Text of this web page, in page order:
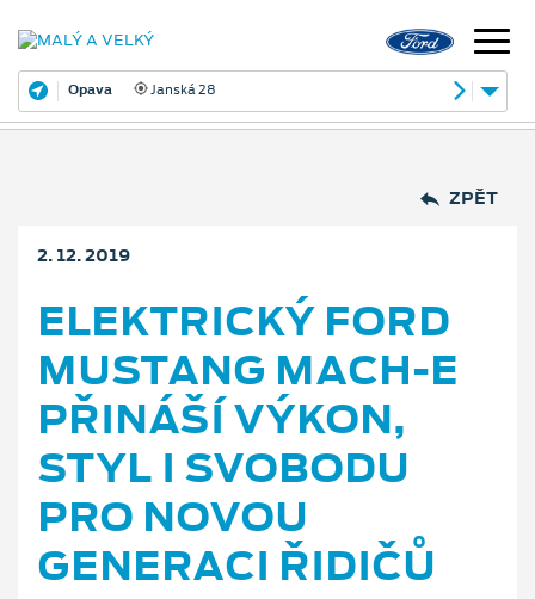
Opava Janská 28
ZPĚT
2. 12. 2019
ELEKTRICKÝ FORD
MUSTANG MACH-E
PŘINÁŠÍ VÝKON,
STYL I SVOBODU
PRO NOVOU
GENERACI ŘIDIČŮ